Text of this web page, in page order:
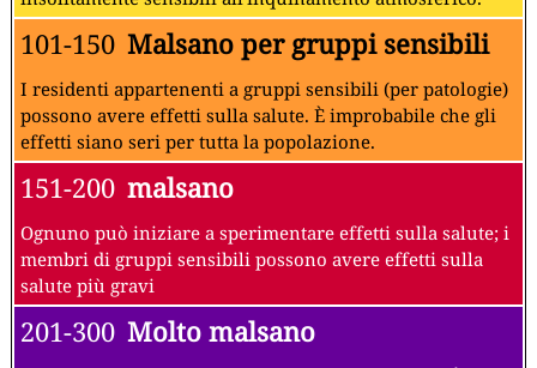
101-150 Malsano per gruppi sensibili
I residenti appartenenti a gruppi sensibili (per patologie)
possono avere effetti sulla salute. È improbabile che gli
effetti siano seri per tutta la popolazione.
151-200 malsano
Ognuno può iniziare a sperimentare effetti sulla salute; i
membri di gruppi sensibili possono avere effetti sulla
salute più gravi
201-300 Molto malsano